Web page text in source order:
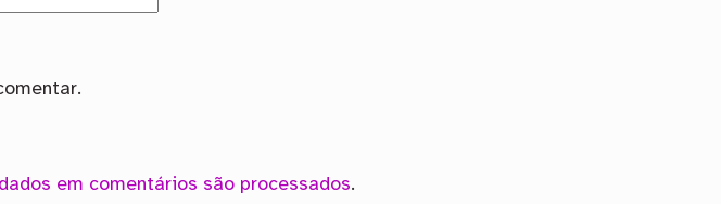
em comentários são processados.